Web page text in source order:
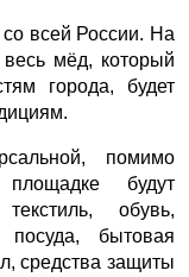
всей России. На
мёд, который
города, будет
помимо
будут
обувь,
посуда, бытовая
средства защиты